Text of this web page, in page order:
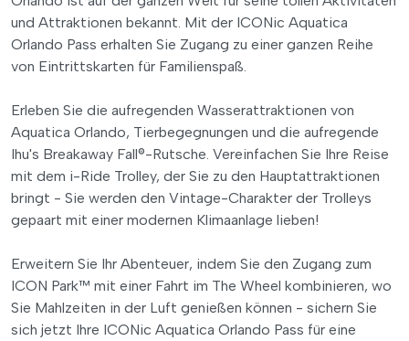
und Attraktionen bekannt. Mit der ICONic Aquatica
Orlando Pass erhalten Sie Zugang zu einer ganzen Reihe
von Eintrittskarten für Familienspaß.
Erleben Sie die aufregenden Wasserattraktionen von
Aquatica Orlando, Tierbegegnungen und die aufregende
Ihu's Breakaway Fall®-Rutsche. Vereinfachen Sie Ihre Reise
mit dem i-Ride Trolley, der Sie zu den Hauptattraktionen
bringt - Sie werden den Vintage-Charakter der Trolleys
gepaart mit einer modernen Klimaanlage lieben!
Erweitern Sie Ihr Abenteuer, indem Sie den Zugang zum
ICON Park™ mit einer Fahrt im The Wheel kombinieren, wo
Sie Mahlzeiten in der Luft genießen können - sichern Sie
sich jetzt Ihre ICONic Aquatica Orlando Pass für eine